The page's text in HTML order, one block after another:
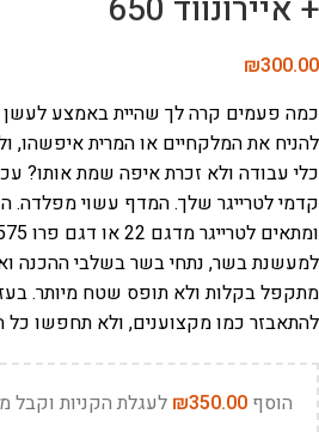
+ איירונווד 650
₪300.00
כמה פעמים קרה לך שהיית באמצע לעשן
להניח את המלקחיים או המרית איפשהו,
כלי עבודה ולא זכרת איפה שמת אותו?
קדמי לטרייגר שלך. המדף עשוי מפלדה.
למעשנת בשר, נתחי בשר בשלבי ההכנה
מתקפל בקלות ולא תופס שטח מיותר.
להתאבזר כמו מקצוענים, ולא תחפשו כל
הוסף ₪350.00 לעגלת הקניות וקבל